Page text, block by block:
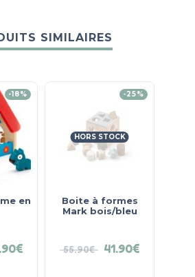
SIMILAIRES
-18%
en
€
-25%
HORS STOCK
Boite à formes
Mark bois/bleu
55.90€ 41.90€